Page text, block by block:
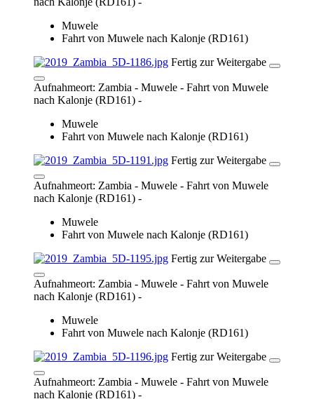
Aufnahmeort: Zambia - Muwele - Fahrt von Muwele
nach Kalonje (RD161) -
Muwele
Fahrt von Muwele nach Kalonje (RD161)
Fertig zur Weitergabe
Aufnahmeort: Zambia - Muwele - Fahrt von Muwele
nach Kalonje (RD161) -
Muwele
Fahrt von Muwele nach Kalonje (RD161)
Fertig zur Weitergabe
Aufnahmeort: Zambia - Muwele - Fahrt von Muwele
nach Kalonje (RD161) -
Muwele
Fahrt von Muwele nach Kalonje (RD161)
Fertig zur Weitergabe
Aufnahmeort: Zambia - Muwele - Fahrt von Muwele
nach Kalonje (RD161) -
Muwele
Fahrt von Muwele nach Kalonje (RD161)
Fertig zur Weitergabe